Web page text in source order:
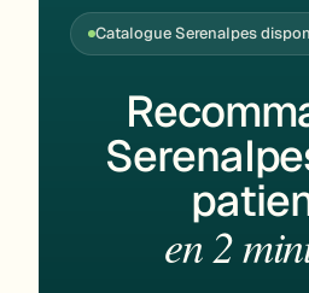
Catalogue Serenalpes
en 2